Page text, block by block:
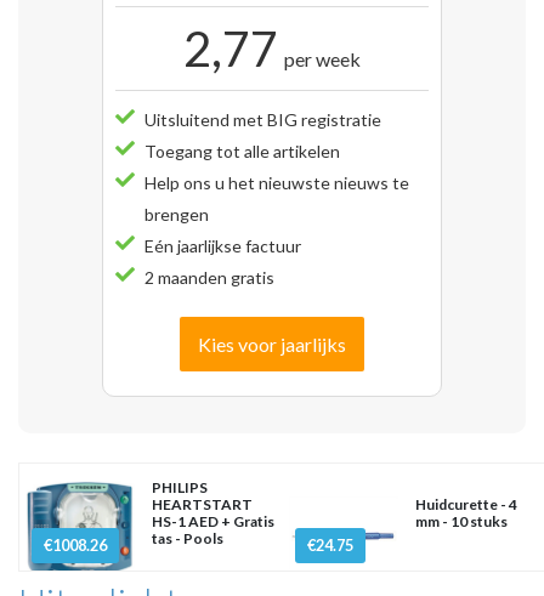
2,77 per week
Uitsluitend met BIG registratie
Toegang tot alle artikelen
Help ons u het nieuwste nieuws te
brengen
Eén jaarlijkse factuur
2 maanden gratis
Kies voor jaarlijks
€1008.26
PHILIPS
HEARTSTART
HS-1 AED + Gratis
tas - Pools
€24.75
Huidcurette - 4
mm - 10 stuks